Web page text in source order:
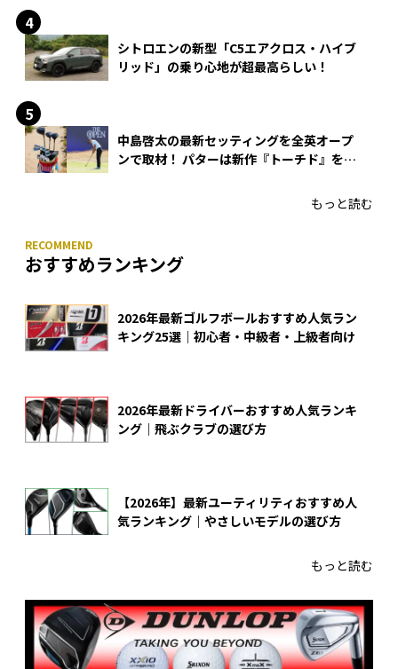
シトロエンの新型「C5エアクロス・ハイブ
リッド」の乗り心地が超最高らしい！
中島啓太の最新セッティングを全英オープ
ンで取材！ パターは新作『トーチド』を投
もっと読む
おすすめランキング
2026年最新ゴルフボールおすすめ人気ラン
キング25選｜初心者・中級者・上級者向け
2026年最新ドライバーおすすめ人気ランキ
ング｜飛ぶクラブの選び方
【2026年】最新ユーティリティおすすめ人
気ランキング｜やさしいモデルの選び方
もっと読む